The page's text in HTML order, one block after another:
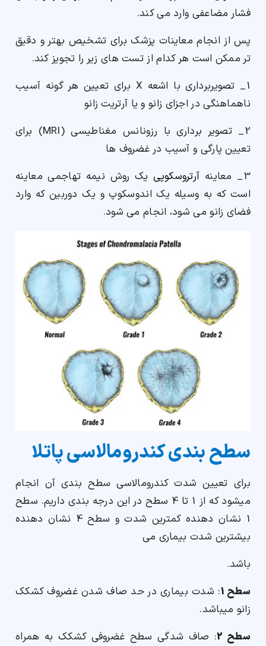
فشار مضاعفی وارد می کند.
پس از انجام معاینات پزشک برای تشخیص بهتر و دقیق
تر ممکن است هر کدام از تست های زیر را تجویز کند.
1_ تصویربرداری با اشعه X برای تعیین هر گونه آسیب
ناهماهنگی در اجزای زانو و یا آرتریت زانو
2_ تصویر برداری با رزونانس مغناطیسی (MRI) برای
تعیین پارگی و آسیب در غضروف ها
3_ معاینه
آرتروسکوپییک روش نیمه تهاجمی معاینه
است که به وسیله یک اندوسکوپ و یک دوربین که وارد
فضای زانو می شود، انجام می شود.
سطح بندی کندرومالاسی پاتلا
برای تعیین شدت کندرومالاسی سطح بندی آن انجام
میشود که از 1 تا 4 سطح در این درجه بندی داریم. سطح
1 نشان دهنده کمترین شدت و سطح 4 نشان دهنده
بیشترین شدت بیماری می
باشد.
سطح 1 : شدت بیماری در حد صاف شدن غضروف کشکک
زانو میباشد.
سطح 2
: صاف شدگی سطح غضروفی کشکک به همراه